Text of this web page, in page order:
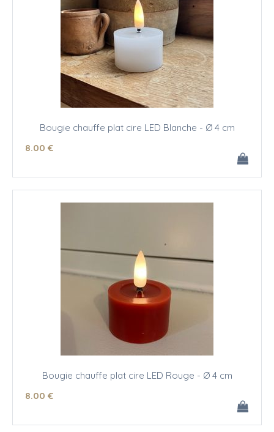
Bougie chauffe plat cire LED Blanche - Ø 4 cm
8.00 €
Bougie chauffe plat cire LED Rouge - Ø 4 cm
8.00 €